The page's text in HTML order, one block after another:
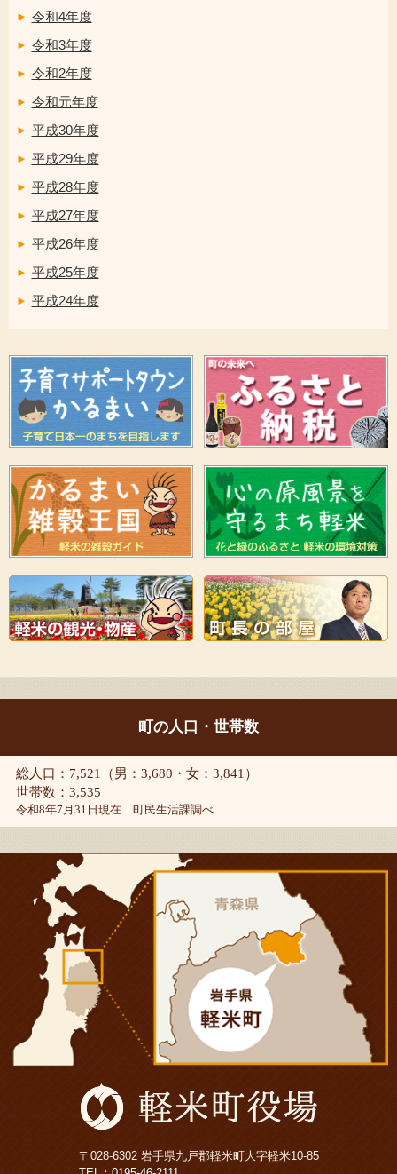
令和4年度
令和3年度
令和2年度
令和元年度
平成30年度
平成29年度
平成28年度
平成27年度
平成26年度
平成25年度
平成24年度
町の人口・世帯数
総人口：7,521（男：3,680・女：3,841）
世帯数：3,535
令和8年7月31日現在 町民生活課調べ
〒028-6302 岩手県九戸郡軽米町大字軽米10-85